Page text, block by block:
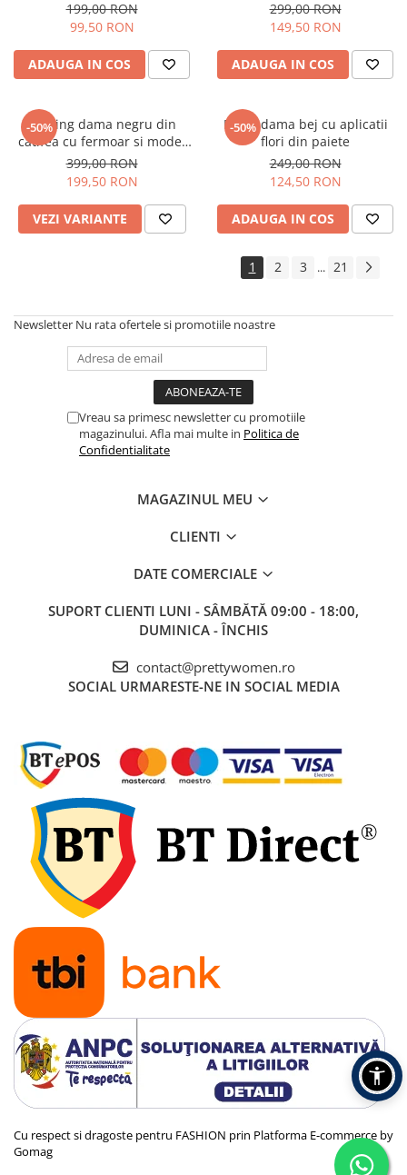
199,00 RON
99,50 RON
ADAUGA IN COS
299,00 RON
149,50 RON
ADAUGA IN COS
-50%
Trening dama negru din
catifea cu fermoar si model
pe jacheta
399,00 RON
199,50 RON
VEZI VARIANTE
-50%
Bluza dama bej cu aplicatii
flori din paiete
249,00 RON
124,50 RON
ADAUGA IN COS
1 2 3 ... 21
Newsletter Nu rata ofertele si promotiile noastre
Vreau sa primesc newsletter cu promotiile
magazinului. Afla mai multe in Politica de
Confidentialitate
MAGAZINUL MEU
CLIENTI
DATE COMERCIALE
SUPORT CLIENTI LUNI - SÂMBĂTĂ 09:00 - 18:00,
DUMINICA - ÎNCHIS
contact@prettywomen.ro
SOCIAL URMARESTE-NE IN SOCIAL MEDIA
Cu respect si dragoste pentru FASHION prin Platforma E-commerce by
Gomag